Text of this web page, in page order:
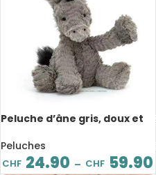
Peluche d’âne gris, doux et
Peluches
CHF 24.90 – CHF 59.90